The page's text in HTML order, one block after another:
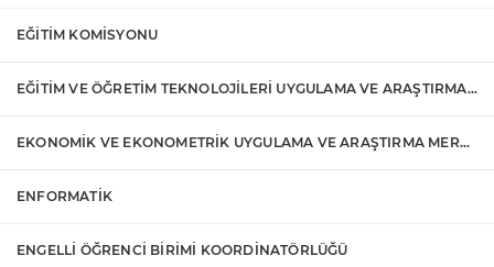
EĞİTİM KOMİSYONU
EĞİTİM VE ÖĞRETİM TEKNOLOJİLERİ UYGULAMA VE ARAŞTIRMA MERKEZİ
EKONOMİK VE EKONOMETRİK UYGULAMA VE ARAŞTIRMA MERKEZİ
ENFORMATİK
ENGELLİ ÖĞRENCİ BİRİMİ KOORDİNATÖRLÜĞÜ